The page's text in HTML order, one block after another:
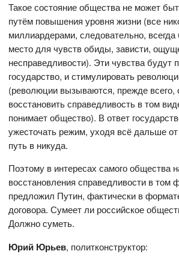
Такое состояние общества не может
путём повышения уровня жизни (все
миллиардерами, следовательно, всегда
место для чувств обиды, зависти,
несправедливости). Эти чувства будут
государство, и стимулировать
(революции вызываются, прежде всего,
восстановить справедливость в том
понимает общество). В ответ
ужесточать режим, уходя всё дальше
путь в никуда.
Поэтому в интересах самого общества
восстановления справедливости в том
предложил Путин, фактически в
договора. Сумеет ли российское
Должно суметь.
Юрий Юрьев, политконструктор: